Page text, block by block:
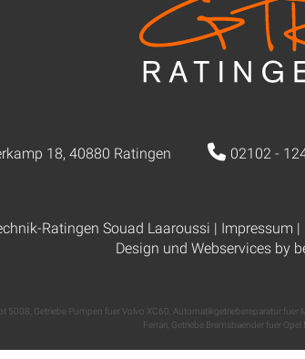
18, 40880 Ratingen 02102 -
Ratingen Souad Laaroussi | Impressum |
Design und Webservices by
5008 Getriebe Pumpen fuer Volvo XC60 Automatikgetriebereparatur fuer
Ferrari
Getriebe Bremsbaender fuer Opel